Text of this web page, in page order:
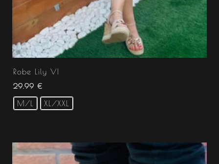
Robe Lily VI
29.99 €
M/L XL/XXL